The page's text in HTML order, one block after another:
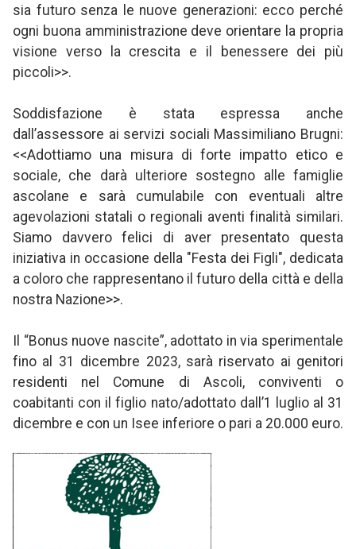
sia futuro senza le nuove generazioni: ecco perché
ogni buona amministrazione deve orientare la propria
visione verso la crescita e il benessere dei più
piccoli>>.
Soddisfazione è stata espressa anche
dall’assessore ai servizi sociali Massimiliano Brugni:
<<Adottiamo una misura di forte impatto etico e
sociale, che darà ulteriore sostegno alle famiglie
ascolane e sarà cumulabile con eventuali altre
agevolazioni statali o regionali aventi finalità similari.
Siamo davvero felici di aver presentato questa
iniziativa in occasione della "Festa dei Figli", dedicata
a coloro che rappresentano il futuro della città e della
nostra Nazione>>.
Il “Bonus nuove nascite”, adottato in via sperimentale
fino al 31 dicembre 2023, sarà riservato ai genitori
residenti nel Comune di Ascoli, conviventi o
coabitanti con il figlio nato/adottato dall’1 luglio al 31
dicembre e con un Isee inferiore o pari a 20.000 euro.